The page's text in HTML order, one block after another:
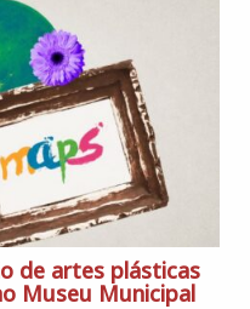
de artes plásticas
Museu Municipal